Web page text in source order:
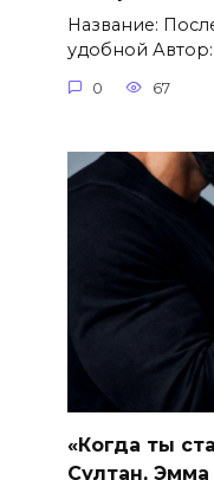
Название:
удобной
0 67
«Когда ты
Султан, Эмма